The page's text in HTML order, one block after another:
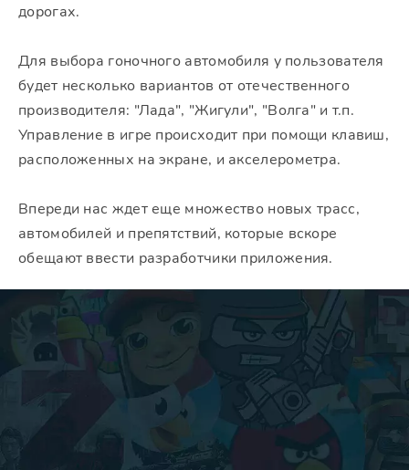
дорогах.
Для выбора гоночного автомобиля у пользователя
будет несколько вариантов от отечественного
производителя: "Лада", "Жигули", "Волга" и т.п.
Управление в игре происходит при помощи клавиш,
расположенных на экране, и акселерометра.
Впереди нас ждет еще множество новых трасс,
автомобилей и препятствий, которые вскоре
обещают ввести разработчики приложения.